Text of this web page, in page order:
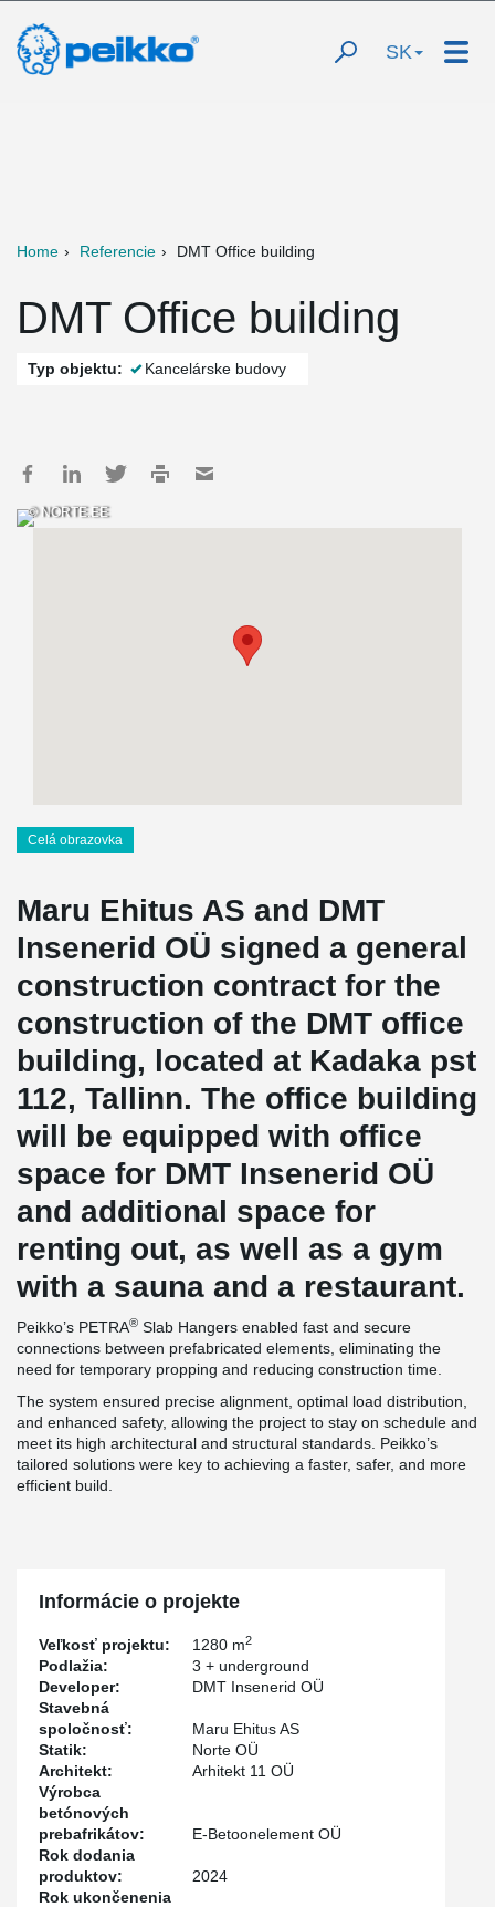
SK
Home Referencie DMT Office building
DMT Office building
Typ objektu: Kancelárske budovy
© NORTE.EE
Celá obrazovka
Maru Ehitus AS and DMT
Insenerid OÜ signed a general
construction contract for the
construction of the DMT office
building, located at Kadaka pst
112, Tallinn. The office building
will be equipped with office
space for DMT Insenerid OÜ
and additional space for
renting out, as well as a gym
with a sauna and a restaurant.
Peikko’s PETRA® Slab Hangers enabled fast and secure
connections between prefabricated elements, eliminating the
need for temporary propping and reducing construction time.
The system ensured precise alignment, optimal load distribution,
and enhanced safety, allowing the project to stay on schedule and
meet its high architectural and structural standards. Peikko’s
tailored solutions were key to achieving a faster, safer, and more
efficient build.
Informácie o projekte
Veľkosť projektu: 1280 m2
Podlažia:
3 + underground
Developer:
DMT Insenerid OÜ
Stavebná
spoločnosť:
Maru Ehitus AS
Statik:
Norte OÜ
Architekt:
Arhitekt 11 OÜ
Výrobca
betónových
prebafrikátov:
E-Betoonelement OÜ
Rok dodania
produktov:
2024
Rok ukončenenia